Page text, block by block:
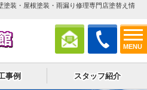
MENU
塗装・屋根塗装・雨漏り修理専門店塗替え情
事例 スタッフ紹介